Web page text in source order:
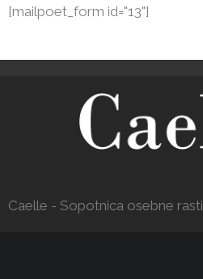
[mailpoet_form id="13"]
Caelle - Sopotnica osebne rasti